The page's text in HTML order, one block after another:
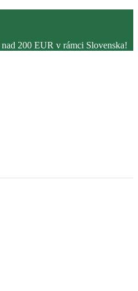
nad 200 EUR v rámci Slovenska!